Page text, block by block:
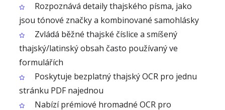
Rozpoznává detaily thajského písma, jako
jsou tónové značky a kombinované samohlásky
Zvládá běžné thajské číslice a smíšený
thajský/latinský obsah často používaný ve
formulářích
Poskytuje bezplatný thajský OCR pro jednu
stránku PDF najednou
Nabízí prémiové hromadné OCR pro